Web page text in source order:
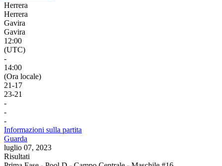
Herrera
Herrera
Gavira
Gavira
12:00
(UTC)
-
14:00
(Ora locale)
21-17
23-21
-
-
-
Informazioni sulla partita
Guarda
luglio 07, 2023
Risultati